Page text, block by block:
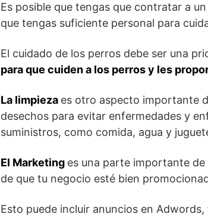
Es posible que tengas que contratar a un
que tengas suficiente personal para
El cuidado de los perros debe ser una
para que cuiden a los perros y les
La limpieza es otro aspecto importante
desechos para evitar enfermedades y
suministros, como comida, agua y
El Marketing es una parte importante
de que tu negocio esté bien
Esto puede incluir anuncios en